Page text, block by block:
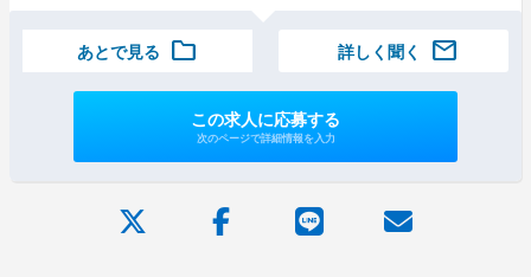
あとで見る folder 詳しく聞く mail
この求人に応募する
次のページで詳細情報を入力